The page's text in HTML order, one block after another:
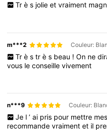
Tr è s jolie et vraiment
m***2
Tr è s tr è s beau ! On ne
vous leconseillevivement
n***9
Je l ’ ai pris pour mettre mes
recommandevraimentet il